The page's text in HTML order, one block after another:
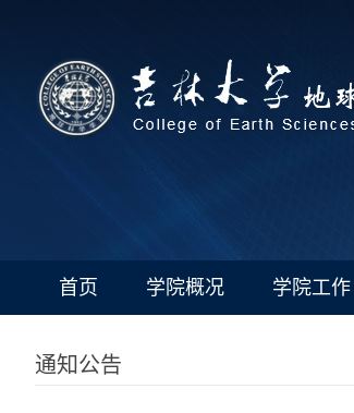
首页 学院概况 学院工作
通知公告